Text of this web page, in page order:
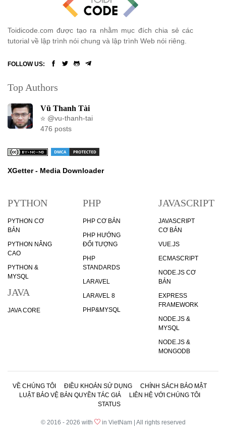
Toidicode.com được tạo ra nhằm mục đích chia sẻ các
tutorial về lập trình nói chung và lập trình Web nói riêng.
FOLLOW US:
Top Authors
Vũ Thanh Tài
@vu-thanh-tai
476 posts
XGetter - Media Downloader
PYTHON
PYTHON CƠ
BẢN
PYTHON NÂNG
CAO
PYTHON &
MYSQL
JAVA
JAVA CORE
PHP
PHP CƠ BẢN
PHP HƯỚNG
ĐỐI TƯỢNG
PHP
STANDARDS
LARAVEL
LARAVEL 8
PHP&MYSQL
JAVASCRIPT
JAVASCRIPT
CƠ BẢN
VUE.JS
ECMASCRIPT
NODE.JS CƠ
BẢN
EXPRESS
FRAMEWORK
NODE.JS &
MYSQL
NODE.JS &
MONGODB
VỀ CHÚNG TÔI ĐIỀU KHOẢN SỬ DỤNG
CHÍNH SÁCH BẢO MẬT
LUẬT BẢO VỆ BẢN QUYỀN TÁC GIẢ
LIÊN HỆ VỚI CHÚNG TÔI
STATUS
© 2016 - 2026 with in VietNam | All rights reserved